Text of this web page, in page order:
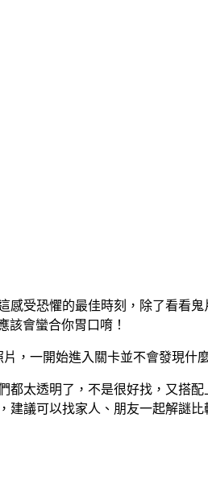
感受恐懼的最佳時刻，除了看看
會蠻合你胃口唷！
，一開始進入關卡並不會發現
都太透明了，不是很好找，又搭
議可以找家人、朋友一起解謎比